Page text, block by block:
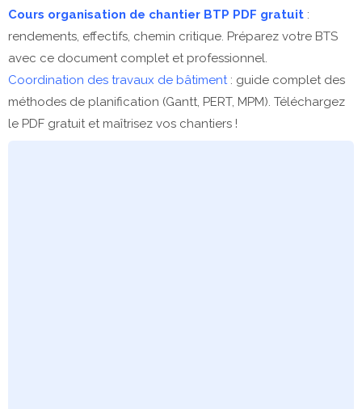
Cours organisation de chantier BTP PDF gratuit :
rendements, effectifs, chemin critique. Préparez votre BTS
avec ce document complet et professionnel.
Coordination des travaux de bâtiment: guide complet des
méthodes de planification (Gantt, PERT, MPM). Téléchargez
le PDF gratuit et maîtrisez vos chantiers !